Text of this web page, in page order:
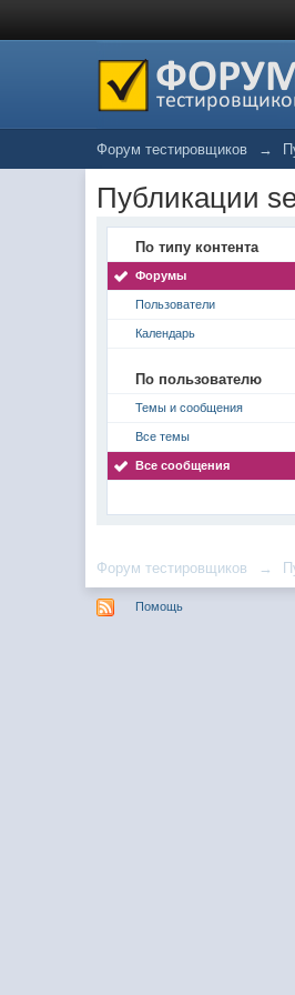
Форум тестировщиков →
Публикации
По типу контента
Форумы
Пользователи
Календарь
По пользователю
Темы и сообщения
Все темы
Все сообщения
Форум тестировщиков →
Помощь